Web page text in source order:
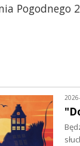
Pogodnego